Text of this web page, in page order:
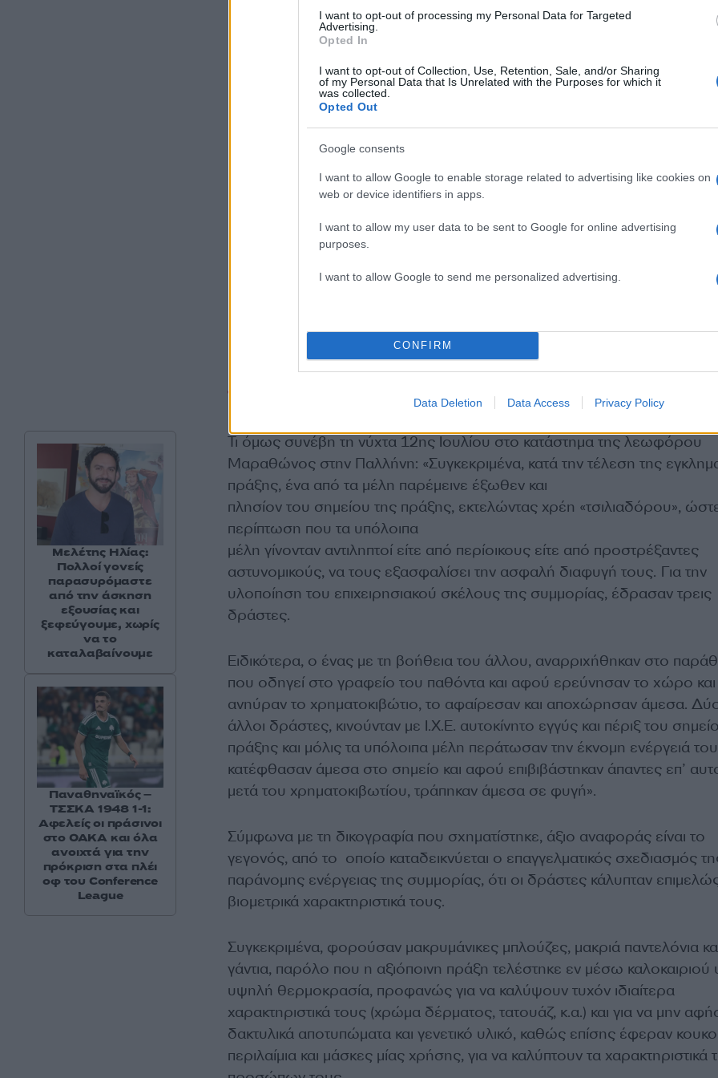
I want to opt-out of processing my Personal Data for Targeted
Advertising.
Opted In
I want to opt-out of Collection, Use, Retention, Sale, and/or Sharing
of my Personal Data that Is Unrelated with the Purposes for which it
was collected.
Opted Out
Google consents
I want to allow Google to enable storage related to advertising like cookies on
web or device identifiers in apps.
I want to allow my user data to be sent to Google for online advertising
purposes.
I want to allow Google to send me personalized advertising.
CONFIRM
Data Deletion Data Access Privacy Policy
Το κόλπο
Τι όμως συνέβη τη νύχτα 12ης Ιουλίου στο κατάστημα της λεωφόρου
Μαραθώνος στην Παλλήνη: «Συγκεκριμένα, κατά την τέλεση της
πράξης, ένα από τα μέλη παρέμεινε έξωθεν και
πλησίον του σημείου της πράξης, εκτελώντας χρέη «τσιλιαδόρου»,
περίπτωση που τα υπόλοιπα
μέλη γίνονταν αντιληπτοί είτε από περίοικους είτε από προστρέξαντες
αστυνομικούς, να τους εξασφαλίσει την ασφαλή διαφυγή τους. Για την
υλοποίηση του επιχειρησιακού σκέλους της συμμορίας, έδρασαν τρεις
δράστες.
Ειδικότερα, ο ένας με τη βοήθεια του άλλου, αναρριχήθηκαν στο
που οδηγεί στο γραφείο του παθόντα και αφού ερεύνησαν το χώρο και
ανηύραν το χρηματοκιβώτιο, το αφαίρεσαν και αποχώρησαν άμεσα.
άλλοι δράστες, κινούνταν με Ι.Χ.Ε. αυτοκίνητο εγγύς και πέριξ του
πράξης και μόλις τα υπόλοιπα μέλη περάτωσαν την έκνομη ενέργειά
κατέφθασαν άμεσα στο σημείο και αφού επιβιβάστηκαν άπαντες επ’
μετά του χρηματοκιβωτίου, τράπηκαν άμεσα σε φυγή».
Σύμφωνα με τη δικογραφία που σχηματίστηκε, άξιο αναφοράς είναι το
γεγονός, από το οποίο καταδεικνύεται ο επαγγελματικός σχεδιασμός
παράνομης ενέργειας της συμμορίας, ότι οι δράστες κάλυπταν
βιομετρικά χαρακτηριστικά τους.
Συγκεκριμένα, φορούσαν μακρυμάνικες μπλούζες, μακριά παντελόνια
γάντια, παρόλο που η αξιόποινη πράξη τελέστηκε εν μέσω καλοκαιριού
υψηλή θερμοκρασία, προφανώς για να καλύψουν τυχόν ιδιαίτερα
χαρακτηριστικά τους (χρώμα δέρματος, τατουάζ, κ.α.) και για να μην
δακτυλικά αποτυπώματα και γενετικό υλικό, καθώς επίσης έφεραν
περιλαίμια και μάσκες μίας χρήσης, για να καλύπτουν τα χαρακτηριστικά
Μελέτης Ηλίας:
Πολλοί γονείς
παρασυρόμαστε
από την άσκηση
εξουσίας και
ξεφεύγουμε, χωρίς
να το
καταλαβαίνουμε
Παναθηναϊκός –
ΤΣΣΚΑ 1948 1-1:
Αφελείς οι πράσινοι
στο ΟΑΚΑ και όλα
ανοιχτά για την
πρόκριση στα πλέι
οφ του Conference
League